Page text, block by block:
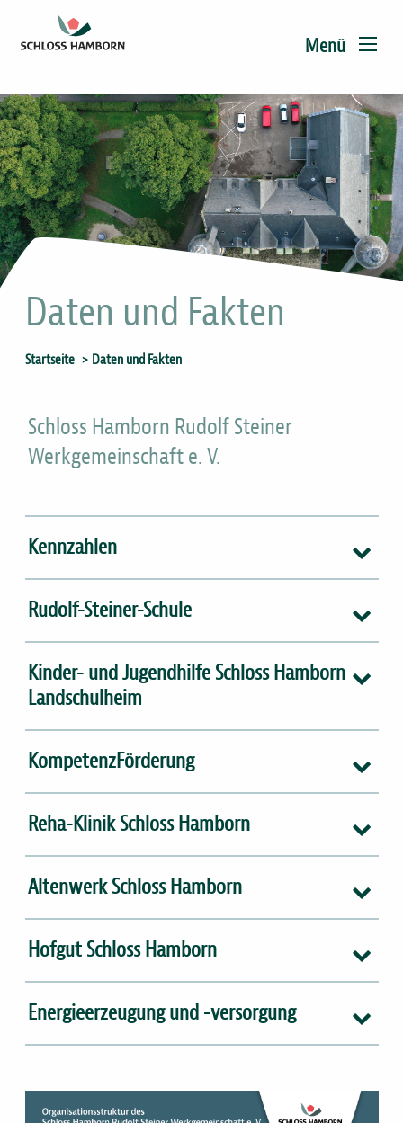
Inhalt
Menü
Daten und Fakten
Sie
Startseite Daten und Fakten
Schloss Hamborn Rudolf Steiner
Werkgemeinschaft e. V.
Kennzahlen
Rudolf-Steiner-Schule
Kinder- und Jugendhilfe Schloss Hamborn
Landschulheim
KompetenzFörderung
Reha-Klinik Schloss Hamborn
Altenwerk Schloss Hamborn
Hofgut Schloss Hamborn
Energieerzeugung und -versorgung